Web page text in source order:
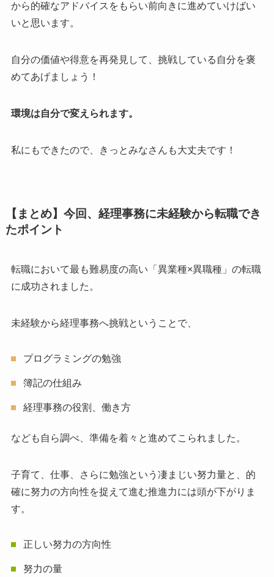
から的確なアドバイスをもらい前向きに進めていけばい
いと思います。
自分の価値や得意を再発見して、挑戦している自分を褒
めてあげましょう！
環境は自分で変えられます。
私にもできたので、きっとみなさんも大丈夫です！
【まとめ】今回、経理事務に未経験から転職でき
たポイント
転職において最も難易度の高い「異業種×異職種」の転職
に成功されました。
未経験から経理事務へ挑戦ということで、
プログラミングの勉強
簿記の仕組み
経理事務の役割、働き方
なども自ら調べ、準備を着々と進めてこられました。
子育て、仕事、さらに勉強という凄まじい努力量と、的
確に努力の方向性を捉えて進む推進力には頭が下がりま
す。
正しい努力の方向性
努力の量